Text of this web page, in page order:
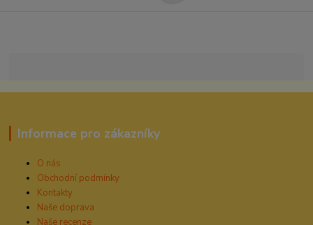
Informace pro zákazníky
O nás
Obchodní podmínky
Kontakty
Naše doprava
Naše recenze